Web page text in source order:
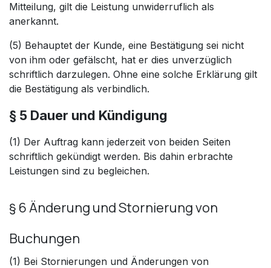
Mitteilung, gilt die Leistung unwiderruflich als
anerkannt.
(5) Behauptet der Kunde, eine Bestätigung sei nicht
von ihm oder gefälscht, hat er dies unverzüglich
schriftlich darzulegen. Ohne eine solche Erklärung gilt
die Bestätigung als verbindlich.
§ 5 Dauer und Kündigung
(1) Der Auftrag kann jederzeit von beiden Seiten
schriftlich gekündigt werden. Bis dahin erbrachte
Leistungen sind zu begleichen.
§ 6 Änderung und Stornierung von
Buchungen
(1) Bei Stornierungen und Änderungen von